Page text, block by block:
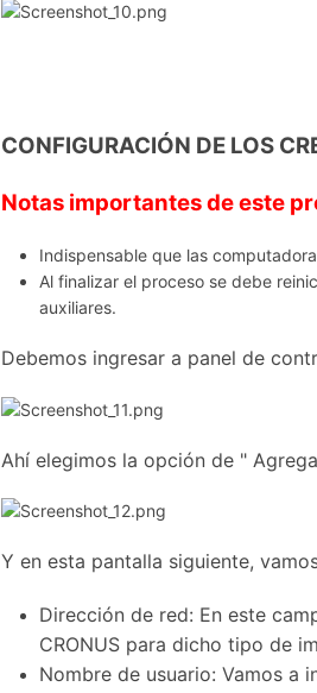
CONFIGURACIÓN DE LOS
Notas importantes de este
Indispensable que las
Al finalizar el proceso se debe
auxiliares.
Debemos ingresar a panel de
Ahí elegimos la opción de "
Y en esta pantalla siguiente,
Dirección de red: En este
CRONUS para dicho tipo de
Nombre de usuario: Vamos a